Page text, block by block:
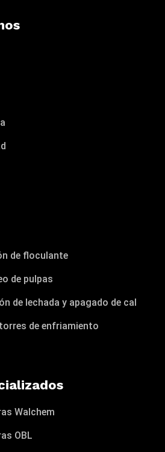
de floculante
de pulpas
de lechada y apagado de cal
de enfriamiento
Walchem
OBL